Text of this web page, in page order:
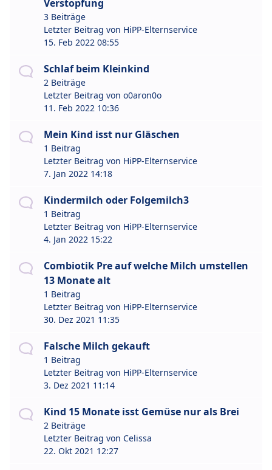
Verstopfung
3 Beiträge
Letzter Beitrag von HiPP-Elternservice
15. Feb 2022 08:55
Schlaf beim Kleinkind
2 Beiträge
Letzter Beitrag von o0aron0o
11. Feb 2022 10:36
Mein Kind isst nur Gläschen
1 Beitrag
Letzter Beitrag von HiPP-Elternservice
7. Jan 2022 14:18
Kindermilch oder Folgemilch3
1 Beitrag
Letzter Beitrag von HiPP-Elternservice
4. Jan 2022 15:22
Combiotik Pre auf welche Milch umstellen
13 Monate alt
1 Beitrag
Letzter Beitrag von HiPP-Elternservice
30. Dez 2021 11:35
Falsche Milch gekauft
1 Beitrag
Letzter Beitrag von HiPP-Elternservice
3. Dez 2021 11:14
Kind 15 Monate isst Gemüse nur als Brei
2 Beiträge
Letzter Beitrag von Celissa
22. Okt 2021 12:27